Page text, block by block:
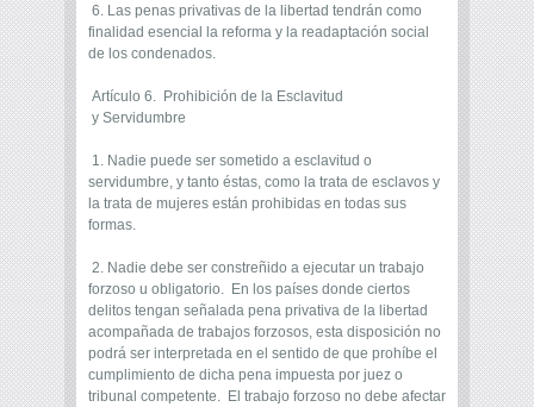
6. Las penas privativas de la libertad tendrán como
finalidad esencial la reforma y la readaptación social
de los condenados.
Artículo 6. Prohibición de la Esclavitud
y Servidumbre
1. Nadie puede ser sometido a esclavitud o
servidumbre, y tanto éstas, como la trata de esclavos y
la trata de mujeres están prohibidas en todas sus
formas.
2. Nadie debe ser constreñido a ejecutar un trabajo
forzoso u obligatorio. En los países donde ciertos
delitos tengan señalada pena privativa de la libertad
acompañada de trabajos forzosos, esta disposición no
podrá ser interpretada en el sentido de que prohíbe el
cumplimiento de dicha pena impuesta por juez o
tribunal competente. El trabajo forzoso no debe afectar